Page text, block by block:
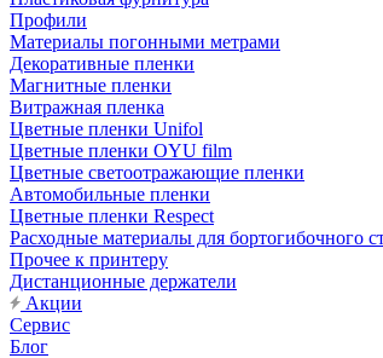
Профили
Материалы погонными метрами
Декоративные пленки
Магнитные пленки
Витражная пленка
Цветные пленки Unifol
Цветные пленки OYU film
Цветные светоотражающие пленки
Автомобильные пленки
Цветные пленки Respect
Расходные материалы для бортогибочного
Прочее к принтеру
Дистанционные держатели
Акции
Сервис
Блог